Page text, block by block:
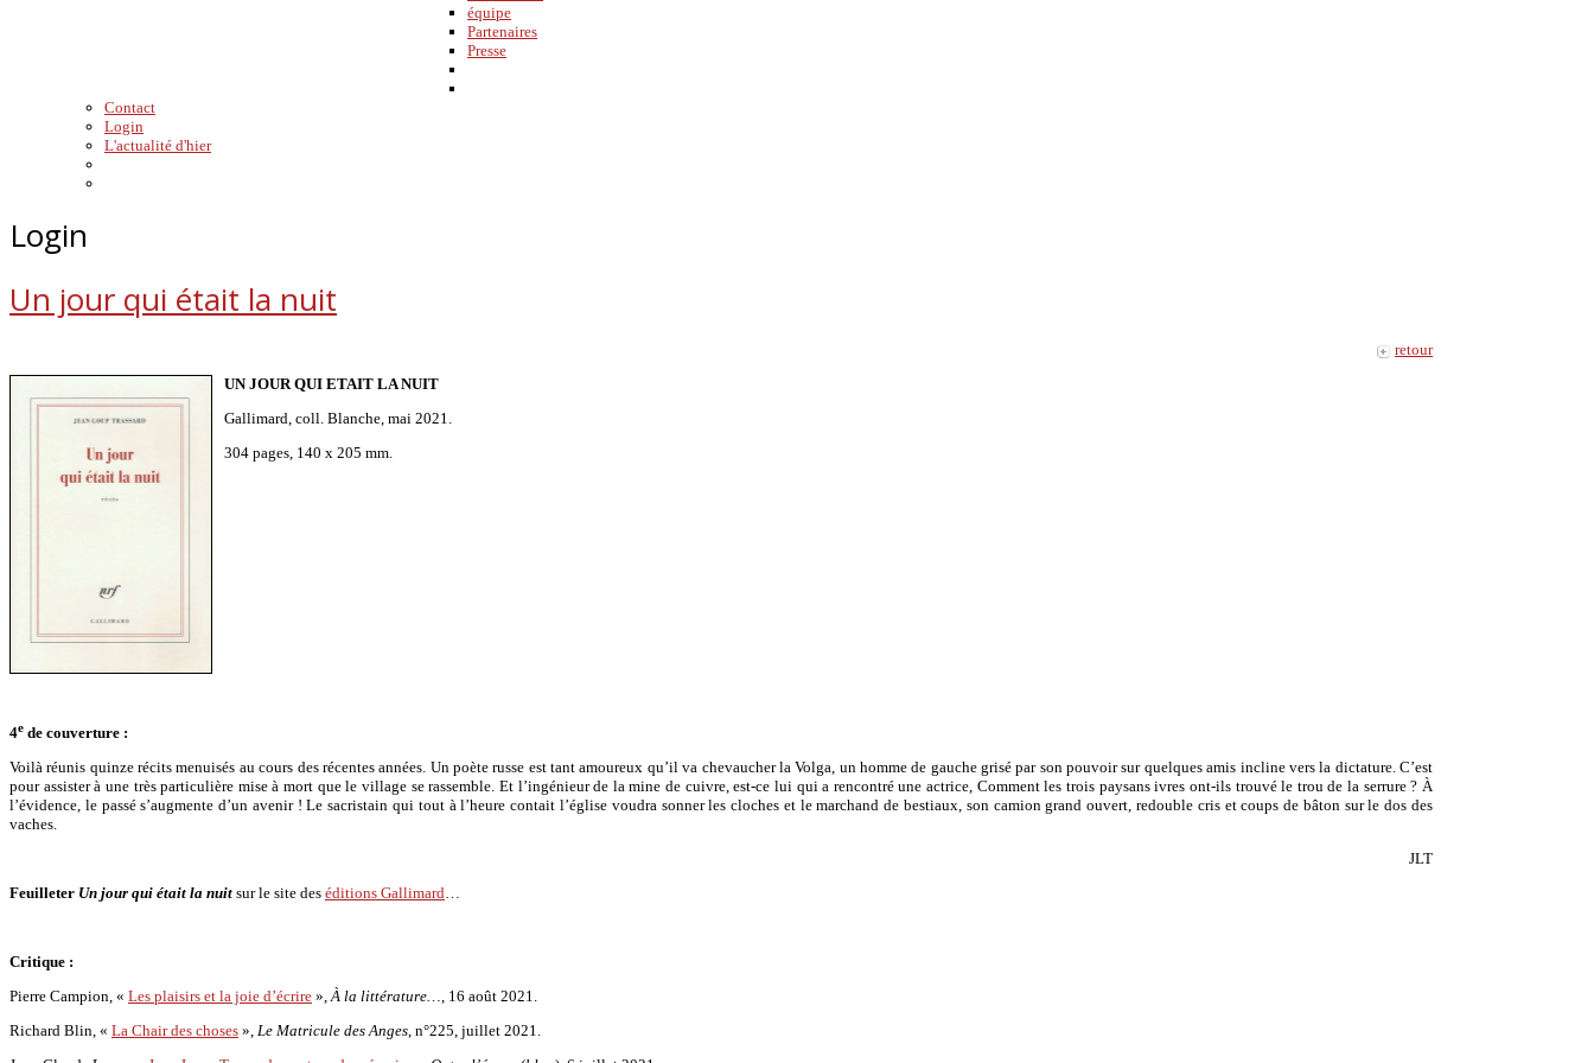
équipe
Partenaires
Presse
Contact
Login
L'actualité d'hier
Login
Un jour qui était la nuit
retour
UN JOUR QUI ETAIT LA NUIT
Gallimard, coll. Blanche, mai 2021.
304 pages, 140 x 205 mm.
4e de couverture :
Voilà réunis quinze récits menuisés au cours des récentes années. Un poète russe est tant amoureux qu’il va chevaucher la Volga, un homme de gauche grisé par son pouvoir sur quelques amis incline vers la dictature. C’est
pour assister à une très particulière mise à mort que le village se rassemble. Et l’ingénieur de la mine de cuivre, est-ce lui qui a rencontré une actrice, Comment les trois paysans ivres ont-ils trouvé le trou de la serrure ? À
l’évidence, le passé s’augmente d’un avenir ! Le sacristain qui tout à l’heure contait l’église voudra sonner les cloches et le marchand de bestiaux, son camion grand ouvert, redouble cris et coups de bâton sur le dos des
vaches.
JLT
Feuilleter Un jour qui était la nuit sur le site des éditions Gallimard
Critique :
Pierre Campion, « Les plaisirs et la joie d’écrire », À la littérature…
, 16 août 2021.
Richard Blin, « La Chair des choses », Le Matricule des Anges , n°225, juillet 2021.